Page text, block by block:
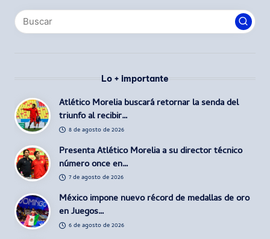
Lo + importante
Atlético Morelia buscará retornar la senda del
triunfo al recibir…
8 de agosto de 2026
Presenta Atlético Morelia a su director técnico
número once en…
7 de agosto de 2026
México impone nuevo récord de medallas de oro
en Juegos…
6 de agosto de 2026